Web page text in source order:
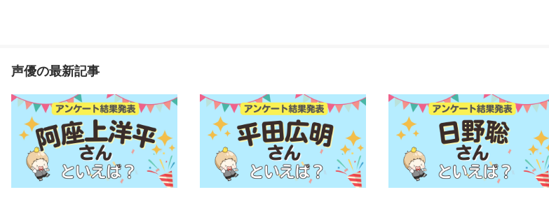
声優の最新記事